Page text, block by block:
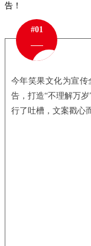
告！
#01
今年笑果文化为宣
告，打造“不理解万
行了吐槽，文案戳心